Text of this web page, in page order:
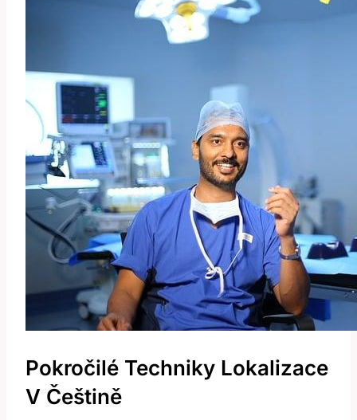
Pokročilé ⁤techniky Lokalizace
V Češtině